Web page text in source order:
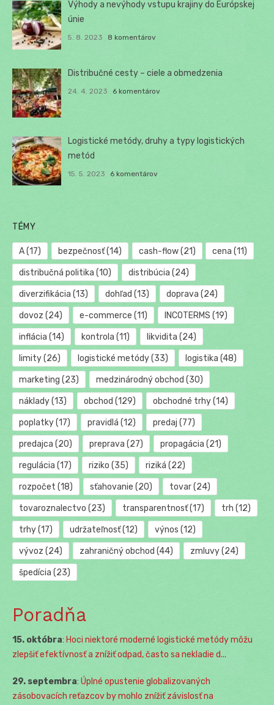
Výhody a nevýhody vstupu krajiny do Európskej
únie
5. 8. 2023 8 komentárov
Distribučné cesty – ciele a obmedzenia
24. 4. 2023 6 komentárov
Logistické metódy, druhy a typy logistických
metód
15. 5. 2023 6 komentárov
TÉMY
A(17) bezpečnosť(14) cash-flow(21) cena (11)
distribučná politika (10) distribúcia (24)
diverzifikácia (13) dohľad (13) doprava (24)
dovoz (24) e-commerce (11) INCOTERMS (19)
inflácia (14) kontrola (11) likvidita (24)
limity(26) logistické metódy(33) logistika (48)
marketing (23) medzinárodný obchod (30)
náklady(13) obchod (129) obchodné trhy(14)
poplatky(17) pravidlá (12) predaj (77)
predajca (20) preprava (27) propagácia (21)
regulácia (17) riziko (35) riziká (22)
rozpočet (18) sťahovanie (20) tovar(24)
tovaroznalectvo (23) transparentnosť(17) trh (12)
trhy(17) udržateľnosť(12) výnos (12)
vývoz (24) zahraničný obchod (44) zmluvy(24)
špedícia (23)
Poradňa
15. októbra: Hoci niektoré moderné logistické metódy môžu
zlepšiť efektívnosť a znížiť odpad, často sa nekladie d...
29. septembra: Úplné opustenie globalizovaných
zásobovacích reťazcov by mohlo znížiť závislosť na